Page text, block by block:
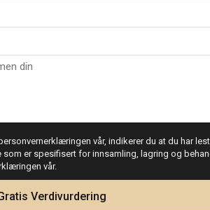
vår, indikerer du at du har
er spesifisert for innsamling, lagring og
vår.
Verdivurdering